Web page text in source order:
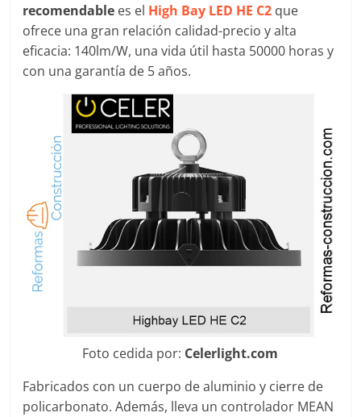
recomendable es el High Bay LED HE C2 que
ofrece una gran relación calidad-precio y alta
eficacia: 140lm/W, una vida útil hasta 50000 horas y
con una garantía de 5 años.
Foto cedida por: Celerlight.com
Fabricados con un cuerpo de aluminio y cierre de
policarbonato. Además, lleva un controlador MEAN